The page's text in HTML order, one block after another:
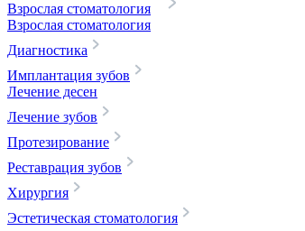
Взрослая стоматология
Взрослая стоматология
Диагностика
Имплантация зубов
Лечение десен
Лечение зубов
Протезирование
Реставрация зубов
Хирургия
Эстетическая стоматология